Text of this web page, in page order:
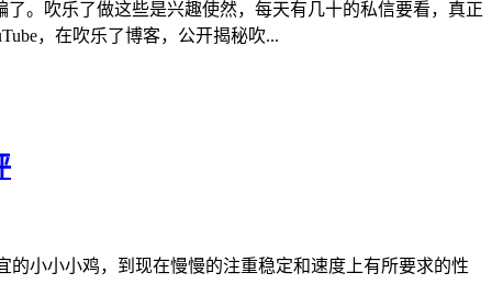
。吹乐了做这些是兴趣使然，每天有几十的私信要看，真正
，在吹乐了博客，公开揭秘吹...
小小小鸡，到现在慢慢的注重稳定和速度上有所要求的性